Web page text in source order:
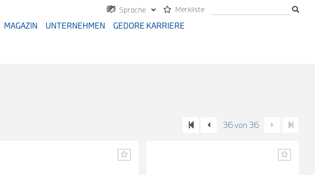
Sprache Merkliste
MAGAZIN UNTERNEHMEN GEDORE KARRIERE
36 von 36